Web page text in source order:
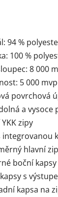
94 %
100 %
8 000
5 000 mvp
povrchová
a vysoce
zipy
integrovanou
hlavní
boční kapsy
s
kapsa na